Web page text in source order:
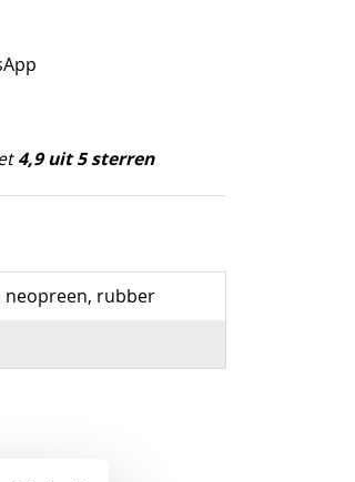
4,9 uit 5 sterren
neopreen, rubber